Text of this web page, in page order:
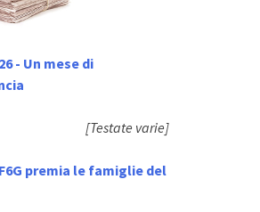
- Un mese di
[Testate varie]
premia le famiglie del